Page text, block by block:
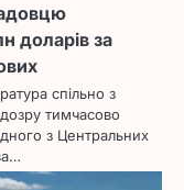
доларів за
спільно з
тимчасово
з Центральних